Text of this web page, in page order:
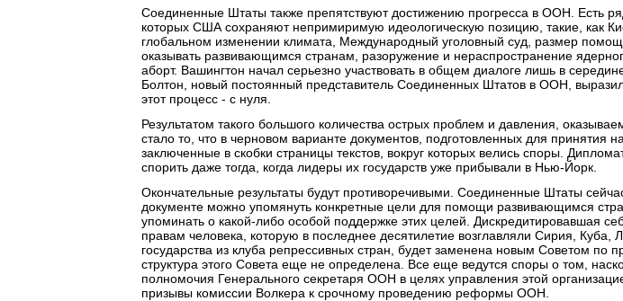
Соединенные Штаты также препятствуют достижению прогресса в ООН. Есть
которых США сохраняют непримиримую идеологическую позицию, такие, как
глобальном изменении климата, Международный уголовный суд, размер
оказывать развивающимся странам, разоружение и нераспространение
аборт. Вашингтон начал серьезно участвовать в общем диалоге лишь в
Болтон, новый постоянный представитель Соединенных Штатов в ООН,
этот процесс - с нуля.
Результатом такого большого количества острых проблем и давления,
стало то, что в черновом варианте документов, подготовленных для принятия
заключенные в скобки страницы текстов, вокруг которых велись споры.
спорить даже тогда, когда лидеры их государств уже прибывали в Нью-Йорк.
Окончательные результаты будут противоречивыми. Соединенные Штаты
документе можно упомянуть конкретные цели для помощи развивающимся
упоминать о какой-либо особой поддержке этих целей. Дискредитировавшая
правам человека, которую в последнее десятилетие возглавляли Сирия, Куба,
государства из клуба репрессивных стран, будет заменена новым Советом по
структура этого Совета еще не определена. Все еще ведутся споры о том,
полномочия Генерального секретаря ООН в целях управления этой
призывы комиссии Волкера к срочному проведению реформы ООН.